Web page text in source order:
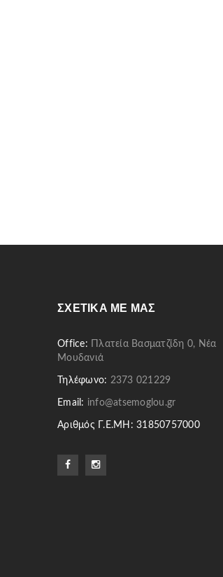
ΣΧΕΤΙΚΆ ΜΕ ΜΑΣ
Office:
Πλατεία Βασματζίδη 0, Νέα
Μουδανιά
Τηλέφωνο: 2373 021229
Email: info@atsemoglou.gr
Αριθμός Γ.Ε.ΜΗ: 31850757000